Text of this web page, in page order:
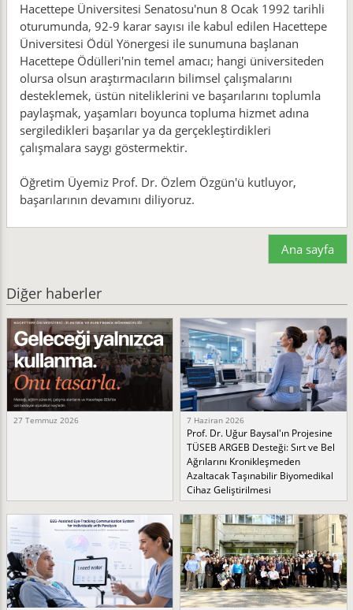
Hacettepe Üniversitesi Senatosu'nun 8 Ocak 1992 tarihli
oturumunda, 92-9 karar sayısı ile kabul edilen Hacettepe
Üniversitesi Ödül Yönergesi ile sunumuna başlanan
Hacettepe Ödülleri'nin temel amacı; hangi üniversiteden
olursa olsun araştırmacıların bilimsel çalışmalarını
desteklemek, üstün niteliklerini ve başarılarını toplumla
paylaşmak, yaşamları boyunca topluma hizmet adına
sergiledikleri başarılar ya da gerçekleştirdikleri
çalışmalara saygı göstermektir.
Öğretim Üyemiz Prof. Dr. Özlem Özgün'ü kutluyor,
başarılarının devamını diliyoruz.
Ana sayfa
Diğer haberler
27 Temmuz 2026 7 Haziran 2026
Prof. Dr. Uğur Baysal'ın Projesine
TÜSEB ARGEB Desteği: Sırt ve Bel
Ağrılarını Kronikleşmeden
Azaltacak Taşınabilir Biyomedikal
Cihaz Geliştirilmesi